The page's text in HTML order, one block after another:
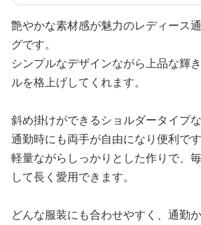
艶やかな素材感が魅力のレディース
グです。
シンプルなデザインながら上品な輝
ルを格上げしてくれます。
斜め掛けができるショルダータイプ
通勤時にも両手が自由になり便利です
軽量ながらしっかりとした作りで、
して長く愛用できます。
どんな服装にも合わせやすく、通勤